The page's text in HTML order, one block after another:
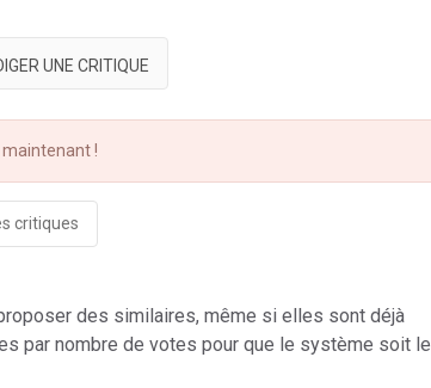
UNE CRITIQUE
!
critiques
des similaires, même si elles sont déjà
par nombre de votes pour que le système soit le